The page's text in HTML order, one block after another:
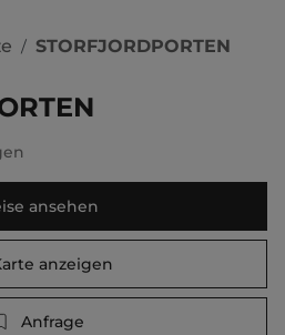
/ STORFJORDPORTEN
ansehen
anzeigen
Anfrage